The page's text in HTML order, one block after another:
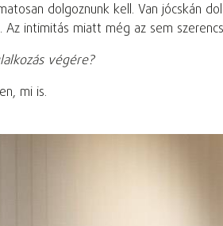
dolgoznunk kell. Van jócskán
intimitás miatt még az sem
végére?
mi is.